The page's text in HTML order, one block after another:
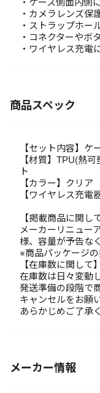
・ケース側面内側
・カメラレンズ保
・ストラップホー
・コネクターやボ
・ワイヤレス充電
商品スペック
【セット内容】ケ
【材質】TPU(熱
ト
【カラー】クリア
【ワイヤレス充電
【掲載商品に関して
メーカーリニュー
様、容量が予告な
※商品パッケージの
【在庫数に関して】
在庫数は日々変動
発送準備の段階で
キャンセルをお願
あらかじめご了承
メーカー情報